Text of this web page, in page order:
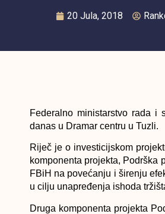
20 Jula, 2018
Federalno ministarstvo rada i
danas u Dramar centru u Tuzli.
Riječ je o investicijskom
komponenta projekta, Podrška
FBiH na povećanju i širenju
u cilju unapređenja ishoda
Druga komponenta projekta